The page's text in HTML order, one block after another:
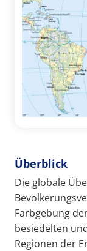
Überblick
Die globale
Farbgebung
besiedelten
Regionen der